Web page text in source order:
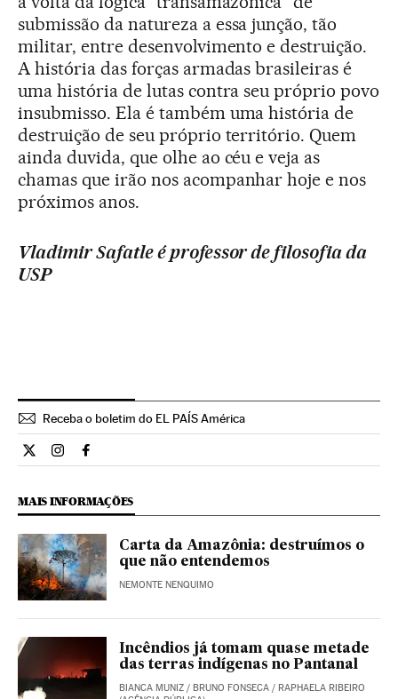
submissão da natureza a essa junção, tão
militar, entre desenvolvimento e destruição.
A história das forças armadas brasileiras é
uma história de lutas contra seu próprio povo
insubmisso. Ela é também uma história de
destruição de seu próprio território. Quem
ainda duvida, que olhe ao céu e veja as
chamas que irão nos acompanhar hoje e nos
próximos anos.
Vladimir Safatle é professor de filosofia da
USP
Receba o boletim do EL PAÍS América
Opiniao El País Brasil en Twitter
Opiniao El País Brasil en Instagram
Opiniao El País Brasil en Facebook
MAIS INFORMAÇÕES
Carta da Amazônia: destruímos o
que não entendemos
NEMONTE NENQUIMO
Incêndios já tomam quase metade
das terras indígenas no Pantanal
BIANCA MUNIZ / BRUNO FONSECA / RAPHAELA RIBEIRO